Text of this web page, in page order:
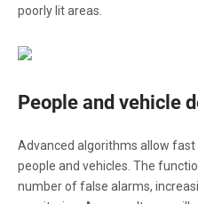
poorly lit areas.
People and vehicle
Advanced algorithms allow
people and vehicles. The
number of false alarms,